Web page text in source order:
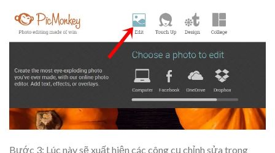
Bước 3: Lúc này sẽ xuất hiện các công cụ chỉnh sửa trong